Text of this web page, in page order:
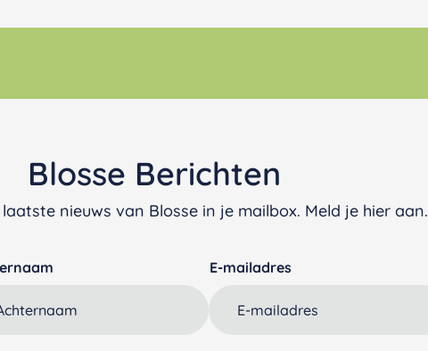
Blosse Berichten
nieuws van Blosse in je mailbox. Meld je hier aan.
E-mailadres